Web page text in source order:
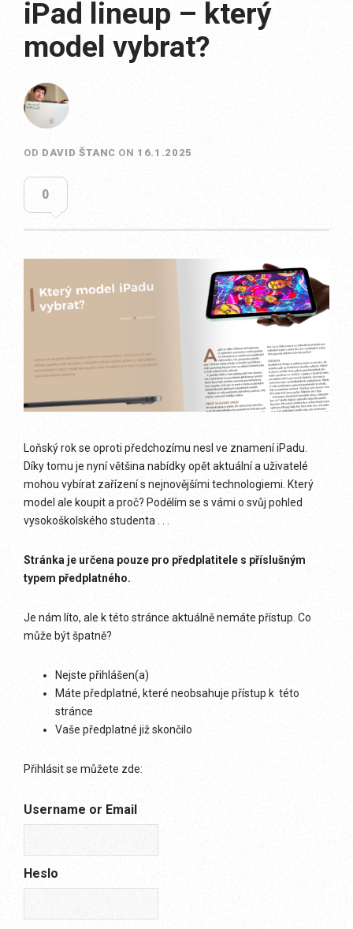
iPad lineup – který
model vybrat?
OD DAVID ŠTANC ON 16.1.2025
0
Loňský rok se oproti předchozímu nesl ve znamení iPadu.
Díky tomu je nyní většina nabídky opět aktuální a uživatelé
mohou vybírat zařízení s nejnovějšími technologiemi. Který
model ale koupit a proč? Podělím se s vámi o svůj pohled
vysokoškolského studenta . . .
Stránka je určena pouze pro předplatitele s příslušným
typem předplatného.
Je nám líto, ale k této stránce aktuálně nemáte přístup. Co
může být špatně?
Nejste přihlášen(a)
Máte předplatné, které neobsahuje přístup k této
stránce
Vaše předplatné již skončilo
Přihlásit se můžete zde:
Username or Email
Heslo